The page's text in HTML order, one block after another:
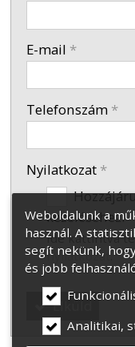
-
E-mail *
Telefonszám *
Nyilatkozat *
kezeléséhez.
Ide kattintva
nyilatkozat.
Elküld
Weboldalunk a
használ. A
segít nekünk,
és jobb
Analitikai,